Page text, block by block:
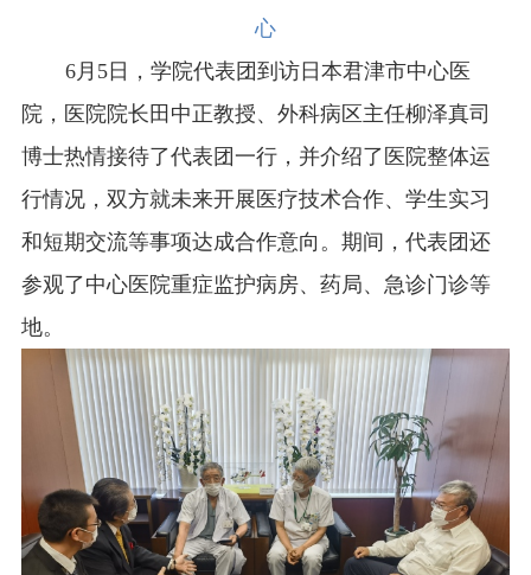
心
6月5日，学院代表团到访日本君津市中心医
院，医院院长田中正教授、外科病区主任柳泽真司
博士热情接待了代表团一行，并介绍了医院整体运
行情况，双方就未来开展医疗技术合作、学生实习
和短期交流等事项达成合作意向。期间，代表团还
参观了中心医院重症监护病房、药局、急诊门诊等
地。